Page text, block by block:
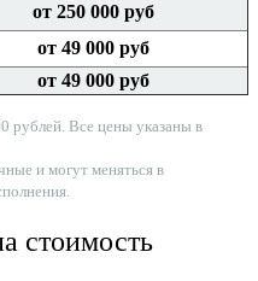
от 250 000 руб
от 49 000 руб
от 49 000 руб
рублей. Все цены указаны в
и могут меняться в
стоимость